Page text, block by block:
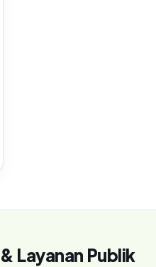
Layanan Publik